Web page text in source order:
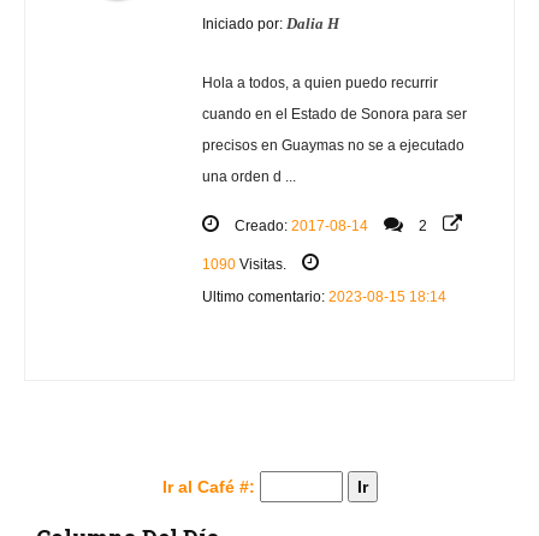
Iniciado por: Dalia H
Hola a todos, a quien puedo recurrir
cuando en el Estado de Sonora para ser
precisos en Guaymas no se a ejecutado
una orden d ...
Creado: 2017-08-14 2
1090 Visitas.
Ultimo comentario: 2023-08-15 18:14
Ir al Café #: